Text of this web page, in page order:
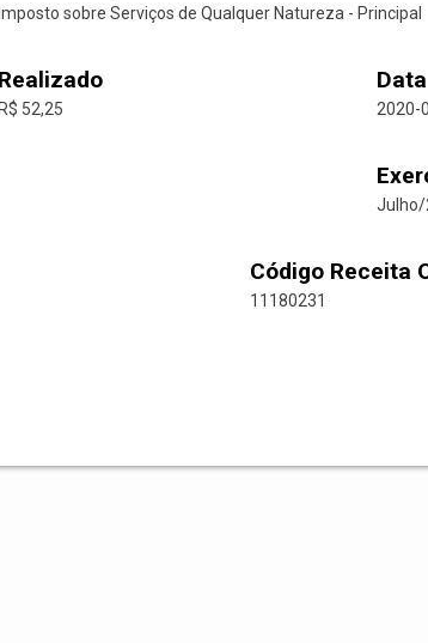
Imposto sobre Serviços de Qualquer Natureza - Principal
Realizado
R$ 52,25
Data
2020-
Julho/
Código Receita
11180231